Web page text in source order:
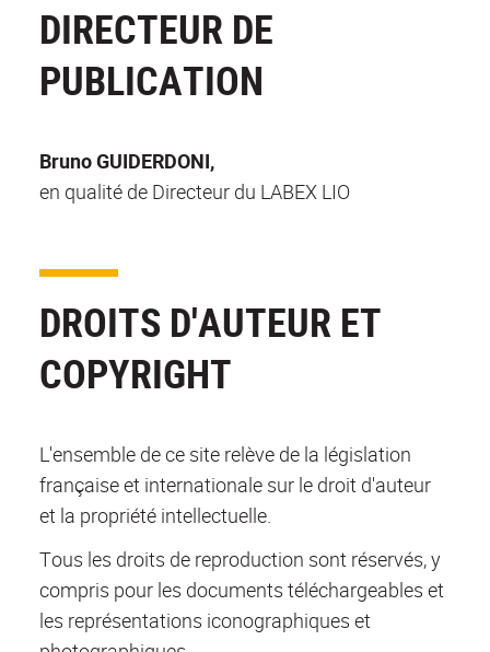
DIRECTEUR DE
PUBLICATION
Bruno GUIDERDONI,
en qualité de Directeur du LABEX LIO
DROITS D'AUTEUR ET
COPYRIGHT
L'ensemble de ce site relève de la législation
française et internationale sur le droit d'auteur
et la propriété intellectuelle.
Tous les droits de reproduction sont réservés, y
compris pour les documents téléchargeables et
les représentations iconographiques et